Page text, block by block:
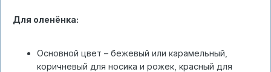
Для оленёнка:
Основной цвет – бежевый или карамельный,
коричневый для носика и рожек, красный для